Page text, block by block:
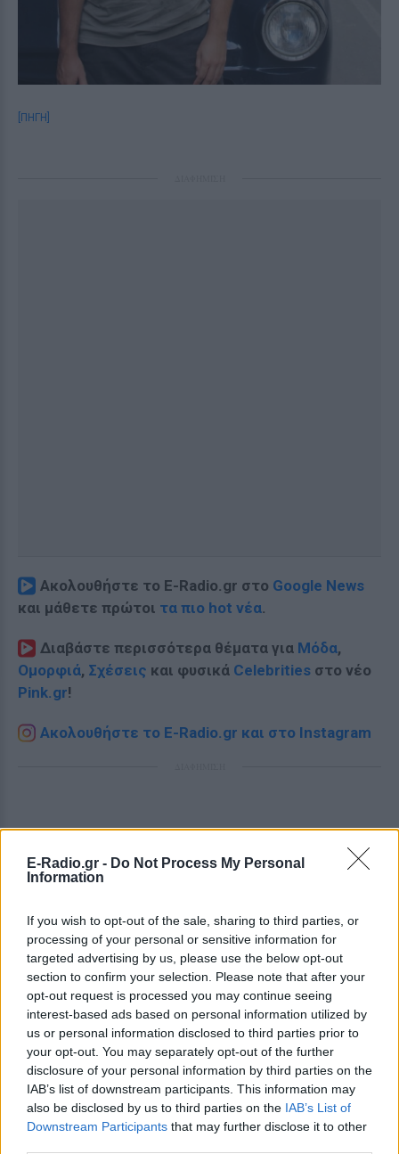
E-Radio.gr - Do Not Process My Personal
Information
If you wish to opt-out of the sale, sharing to third parties, or
processing of your personal or sensitive information for
targeted advertising by us, please use the below opt-out
section to confirm your selection. Please note that after your
opt-out request is processed you may continue seeing
interest-based ads based on personal information utilized by
us or personal information disclosed to third parties prior to
your opt-out. You may separately opt-out of the further
disclosure of your personal information by third parties on the
IAB’s list of downstream participants. This information may
also be disclosed by us to third parties on the IAB’s List of
Downstream Participants that may further disclose it to other
[ΠΗΓΗ]
Ακολουθήστε το E-Radio.gr στο Google News
και μάθετε πρώτοι τα πιο hot νέα.
Διαβάστε περισσότερα θέματα για Μόδα,
Ομορφιά, Σχέσεις και φυσικά Celebrities στο νέο
Pink.gr!
Ακολουθήστε το E-Radio.gr και στο Instagram